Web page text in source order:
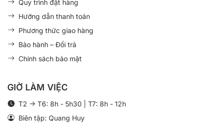
Quy trình đặt hàng
Hướng dẫn thanh toán
Phương thức giao hàng
Bảo hành – Đổi trả
Chính sách bảo mật
GIỜ LÀM VIỆC
T2 -> T6: 8h - 5h30 | T7: 8h - 12h
Biên tập: Quang Huy